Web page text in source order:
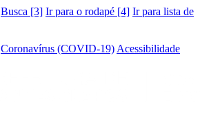
Busca [3] Ir para o rodapé [4] Ir para lista de
Coronavírus (COVID-19) Acessibilidade